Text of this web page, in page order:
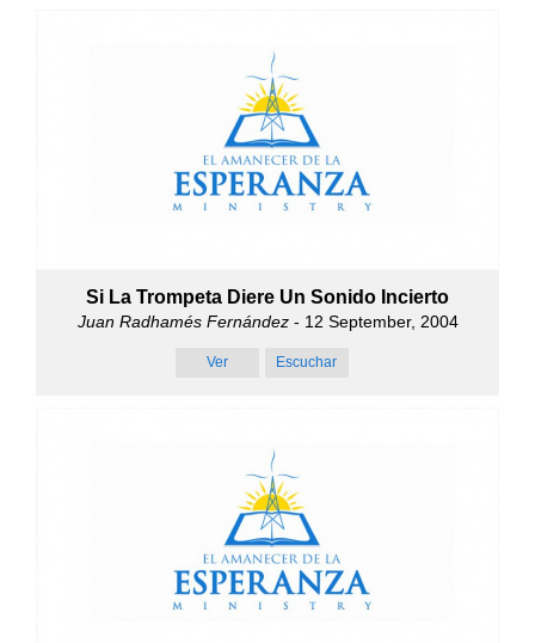
Si La Trompeta Diere Un Sonido Incierto
Juan Radhamés Fernández- 12 September, 2004
Ver Escuchar